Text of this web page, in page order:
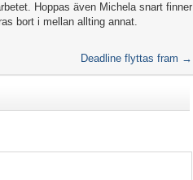
Hoppas även Michela snart finner
bort i mellan allting annat.
Deadline flyttas fram →